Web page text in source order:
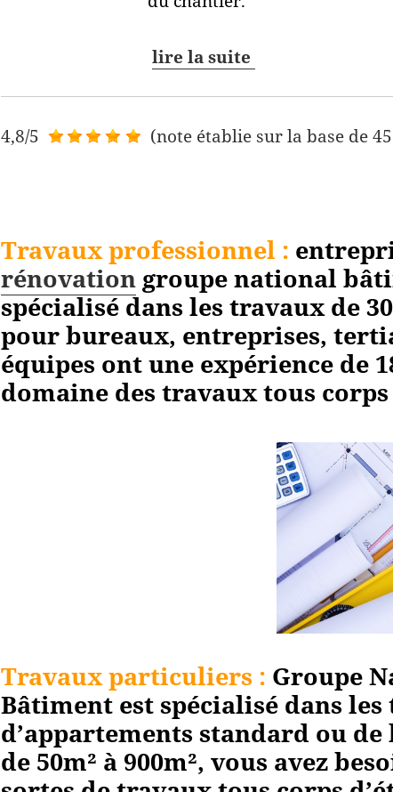
lire la suite
4,8/5 (note établie sur la base de
Travaux professionnel :
rénovation groupe national
spécialisé dans les travaux de
pour bureaux, entreprises,
équipes ont une expérience de
domaine des travaux tous corps
Travaux particuliers : Groupe
Bâtiment est spécialisé dans
d’appartements standard ou
de 50m² à 900m², vous avez